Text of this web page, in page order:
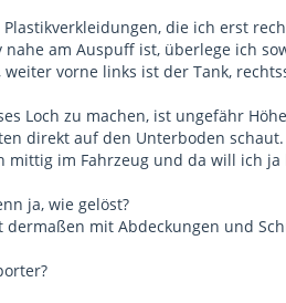
die ich erst
am Auspuff ist, überlege ich
vorne links ist der Tank,
Loch zu machen, ist ungefähr
direkt auf den Unterboden schaut.
mittig im Fahrzeug und da will ich
ja, wie gelöst?
mit Abdeckungen und